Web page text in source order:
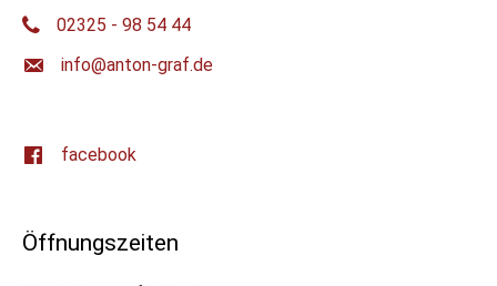
02325 - 98 54 44
ed.farg-notna@ofni
facebook
Öffnungszeiten